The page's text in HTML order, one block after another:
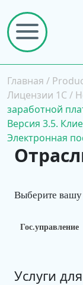
Главная /
Лицензии 1С /
заработной
Версия 3.5.
Электронная
Гос.управление
Выберите вашу
Услуги